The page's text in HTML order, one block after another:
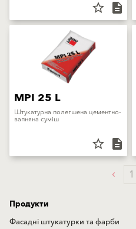
star_border description
MPI 25 L
Штукатурна полегшена цементно-
вапняна суміш
star_border description
1
Продукти
Фасадні штукатурки та фарби